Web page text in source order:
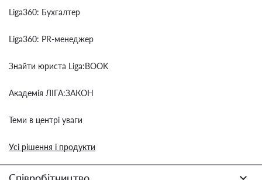
Liga360: Бухгалтер
Liga360: PR-менеджер
Знайти юриста Liga:BOOK
Академія ЛІГА:ЗАКОН
Теми в центрі уваги
Усі рішення і продукти